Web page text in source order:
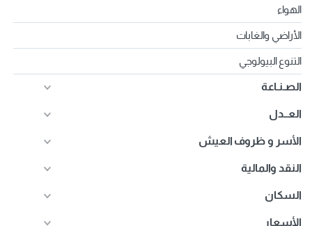
الهواء
الأراضي والغابات
التنوع البيولوجي
الصـنـاعة
العــدل
الأسر و ظروف العيش
النقد والمالية
السكان
الأسعار